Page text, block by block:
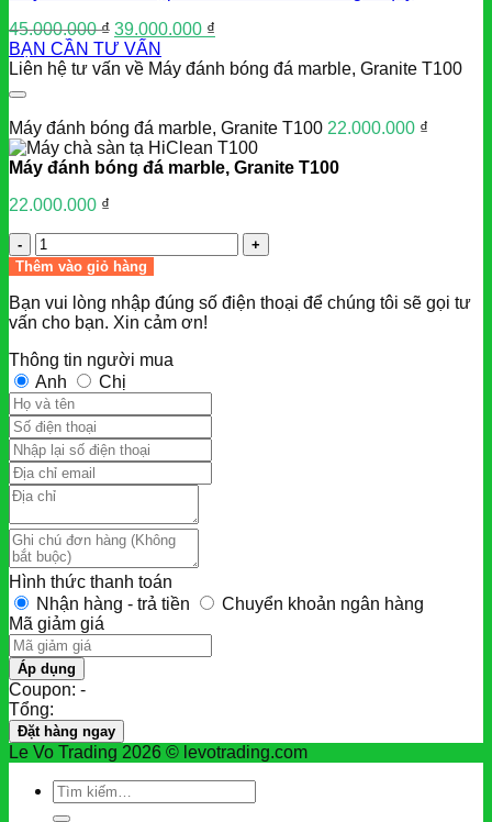
45.000.000₫ Giá
gốc
là:
39.000.000 ₫
tại
BẠN CẦN TƯ VẤN
Liên hệ tư vấn về Máy đánh bóng đá marble, Granite T100
Máy đánh bóng đá marble, Granite T100 22.000.000 ₫
Máy đánh bóng đá marble, Granite T100
22.000.000 ₫
Số
lượng
Thêm vào giỏ hàng
Bạn vui lòng nhập đúng số điện thoại để chúng tôi sẽ gọi tư
vấn cho bạn. Xin cảm ơn!
Thông tin người mua
Anh
Chị
Hình thức thanh toán
Nhận hàng - trả tiền
Chuyển khoản ngân hàng
Mã giảm giá
Áp dụng
Coupon: -
Tổng:
Đặt hàng ngay
Le Vo Trading 2026 © levotrading.com
Tìm
kiếm: